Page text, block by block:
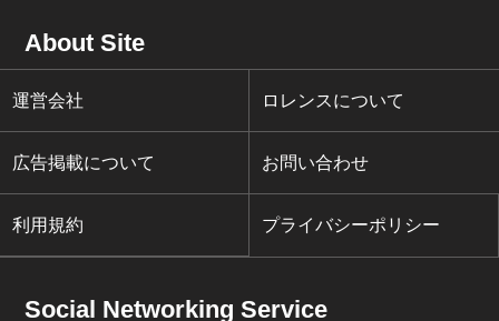
About Site
運営会社 ロレンスについて
広告掲載について お問い合わせ
利用規約 プライバシーポリシー
Social Networking Service